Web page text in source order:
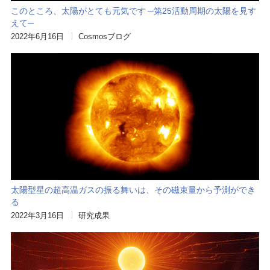
このところ、太陽がとても元気です ─第25活動周期の太陽を見す
えて─
2022年6月16日 Cosmosブログ
太陽型星の超高温ガスの振る舞いは、その磁束量から予測ができ
る
2022年3月16日 研究成果